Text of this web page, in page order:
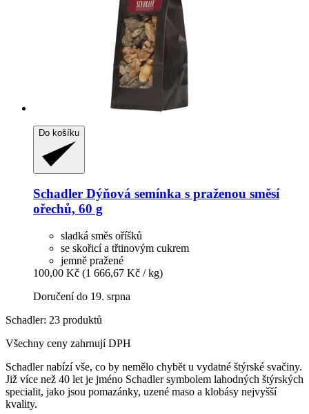
Do košíku
Schadler Dýňová semínka s praženou směsí
ořechů, 60 g
sladká směs oříšků
se skořicí a třtinovým cukrem
jemně pražené
100,00 Kč (1 666,67 Kč / kg)
Doručení do 19. srpna
Schadler: 23 produktů
Všechny ceny zahrnují DPH
Schadler nabízí vše, co by nemělo chybět u vydatné štýrské svačiny.
Již více než 40 let je jméno Schadler symbolem lahodných štýrských
specialit, jako jsou pomazánky, uzené maso a klobásy nejvyšší
kvality.